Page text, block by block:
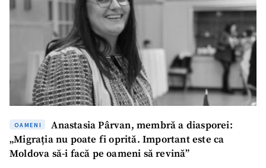
OAMENI
Anastasia Pârvan, membră a diasporei:
„Migrația nu poate fi oprită. Important este ca
Moldova să-i facă pe oameni să revină”